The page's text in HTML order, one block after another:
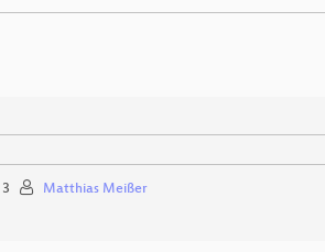
3 Matthias Meißer